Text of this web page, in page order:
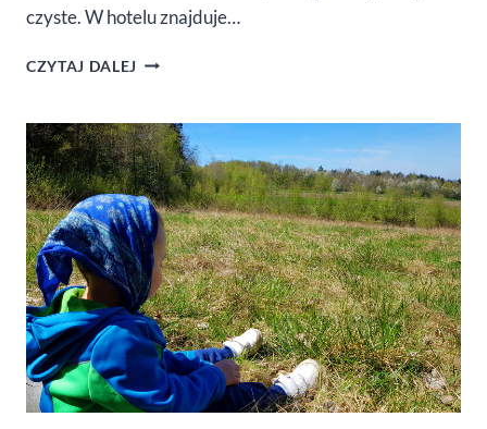
czyste. W hotelu znajduje…
CZYTAJ DALEJ CZARNY
NARTY
Z
DZIEĆMI